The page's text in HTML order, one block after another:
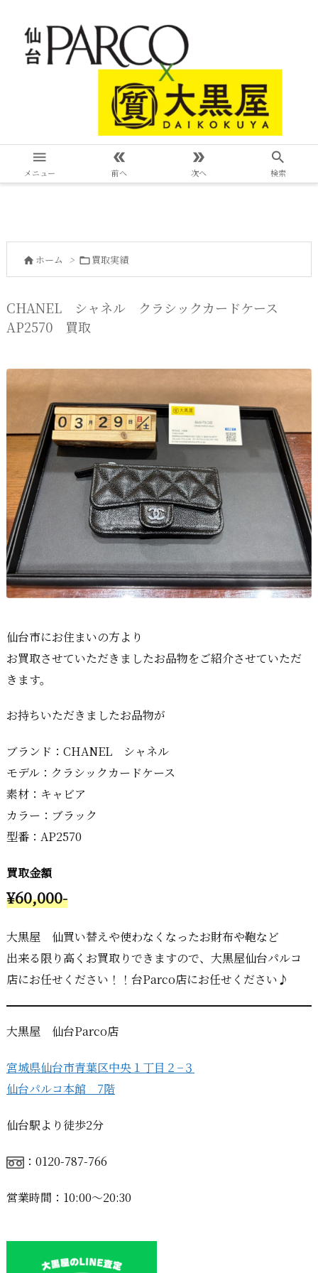

メニュー

前へ

次へ

検索
 ホーム > 買取実績
CHANEL シャネル クラシックカードケース
AP2570 買取
仙台市にお住まいの方より
お買取させていただきましたお品物をご紹介させていただ
きます。
お持ちいただきましたお品物が
ブランド：CHANEL シャネル
モデル：クラシックカードケース
素材：キャビア
カラー：ブラック
型番：AP2570
買取金額
¥60,000-
大黒屋 仙買い替えや使わなくなったお財布や鞄など
出来る限り高くお買取りできますので、大黒屋仙台パルコ
店にお任せください！！台Parco店にお任せください♪
大黒屋 仙台Parco店
宮城県仙台市青葉区中央１丁目２−３
仙台パルコ本館 7階
仙台駅より徒歩2分
：0120-787-766
営業時間：10:00〜20:30